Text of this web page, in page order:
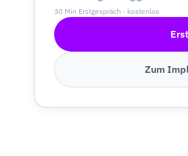
30 Min Erstgespräch · kostenlos
Zum